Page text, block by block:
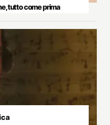
tutto come prima